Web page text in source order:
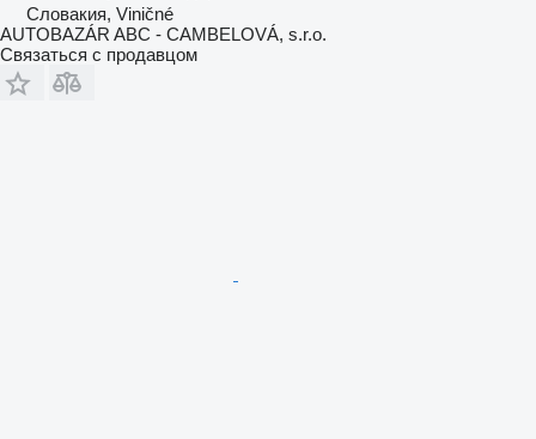
Словакия, Viničné
AUTOBAZÁR ABC - CAMBELOVÁ, s.r.o.
Связаться с продавцом